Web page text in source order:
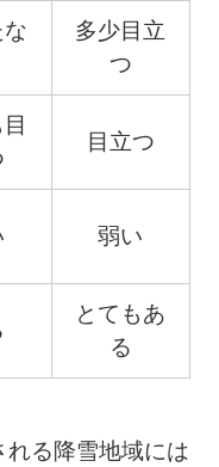
な
多少目立
つ
目立つ
弱い
とてもあ
る
れる降雪地域には